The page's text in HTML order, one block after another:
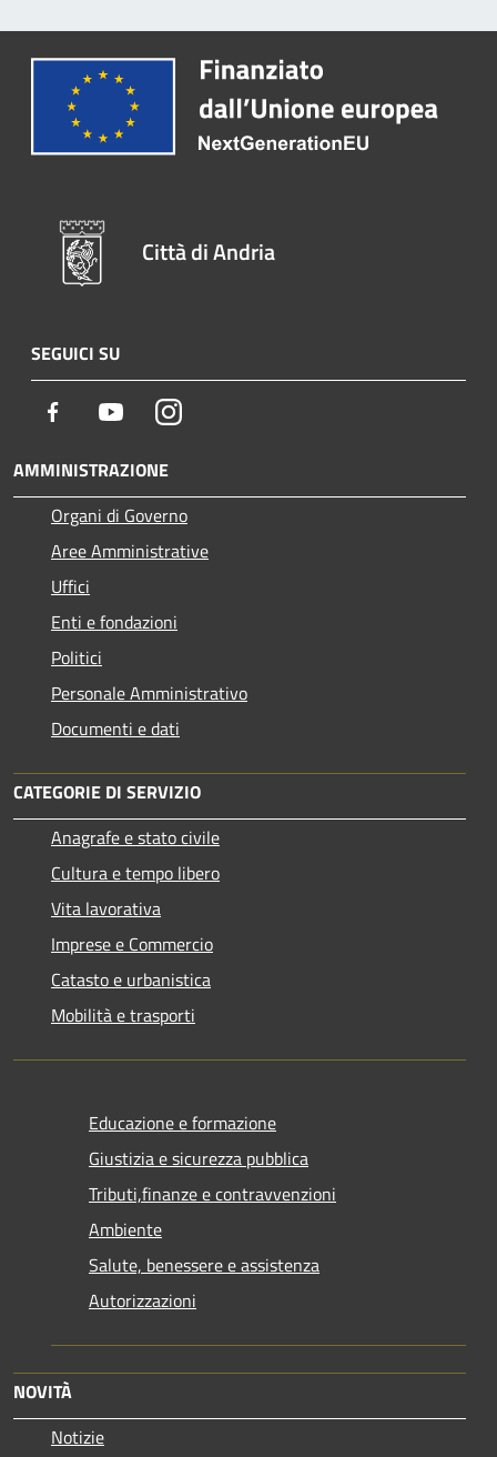
Città di Andria
SEGUICI SU
Facebook YoutubeInstagram
AMMINISTRAZIONE
Organi di Governo
Aree Amministrative
Uffici
Enti e fondazioni
Politici
Personale Amministrativo
Documenti e dati
CATEGORIE DI SERVIZIO
Anagrafe e stato civile
Cultura e tempo libero
Vita lavorativa
Imprese e Commercio
Catasto e urbanistica
Mobilità e trasporti
Educazione e formazione
Giustizia e sicurezza pubblica
Tributi,finanze e contravvenzioni
Ambiente
Salute, benessere e assistenza
Autorizzazioni
NOVITÀ
Notizie